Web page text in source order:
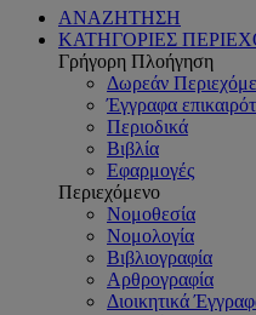
ΑΝΑΖΗΤΗΣΗ
ΚΑΤΗΓΟΡΙΕΣ
Γρήγορη Πλοήγηση
Δωρεάν
Έγγραφα
Περιοδικά
Βιβλία
Εφαρμογές
Περιεχόμενο
Νομοθεσία
Νομολογία
Βιβλιογραφία
Αρθρογραφία
Διοικητικά